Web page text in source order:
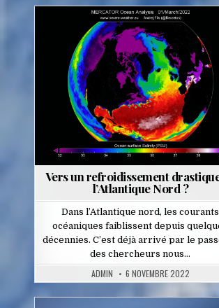
Posted
in
Vers un refroidissement
l’Atlantique Nord ?
Dans l’Atlantique nord, les courants
océaniques faiblissent depuis
décennies. C’est déjà arrivé par le
des chercheurs nous…
ADMIN 6 NOVEMBRE 2022